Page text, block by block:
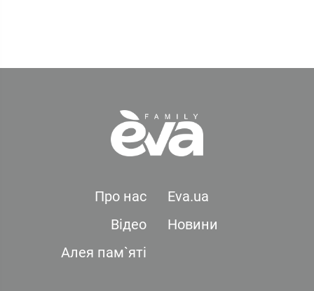
Про нас
Eva.ua
Відео
Новини
Алея пам`яті